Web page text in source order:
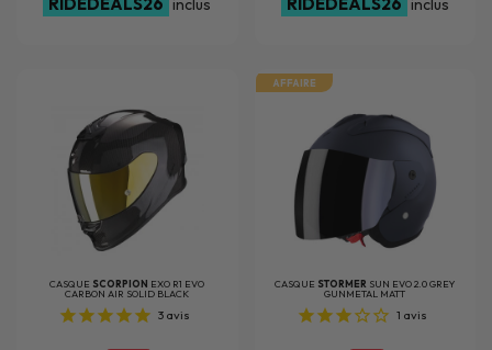
RIDEDEALS26 inclus RIDEDEALS26 inclus
CASQUE SCORPION EXO R1 EVO
CARBON AIR SOLID BLACK
3 avis
AFFAIRE
CASQUE STORMER SUN EVO 2.0 GREY
GUNMETAL MATT
1 avis